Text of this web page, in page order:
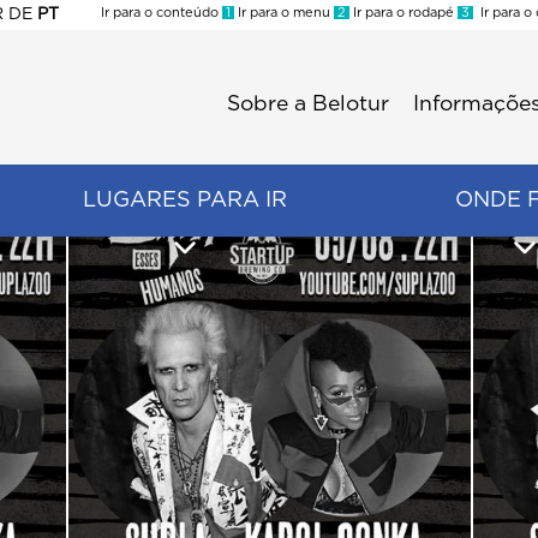
DE PT
Ir para o conteúdo 1 Ir para o menu 2 Ir para o rodapé 3 Ir para o
Sobre a Belotur
LUGARES PARA IR ONDE